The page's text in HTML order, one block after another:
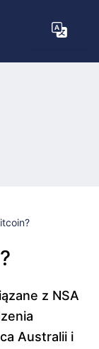
z NSA
Australii i